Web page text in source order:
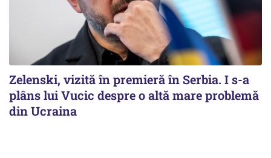
Zelenski, vizită în premieră în Serbia. I s-a
plâns lui Vucic despre o altă mare problemă
din Ucraina